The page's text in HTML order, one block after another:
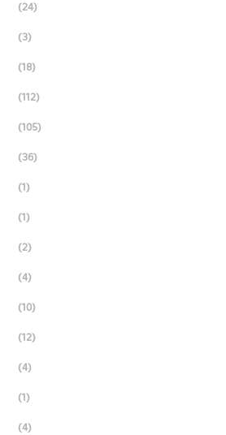
(24)
(3)
(18)
(112)
(105)
(36)
(1)
(1)
(2)
(4)
(10)
(12)
(4)
(1)
(4)